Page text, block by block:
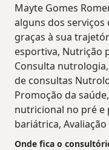
Mayte Gomes
alguns dos
graças à sua
esportiva, Nutrição
Consulta
de consultas
Promoção da
nutricional no pré
bariátrica,
Onde fica o